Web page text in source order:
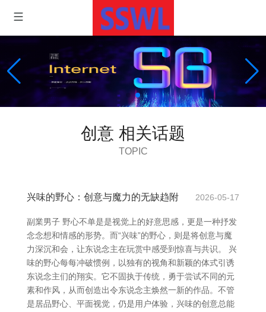
创意 相关话题
TOPIC
兴味的野心：创意与魔力的无缺趋附 2026-05-17
副業男子 野心不单是是视觉上的好意思感，更是一种抒发
念念想和情感的形势。而“兴味”的野心，则是将创意与魔
力深沉和会，让东说念主在玩赏中感受到惊喜与共识。 兴
味的野心每每冲破惯例，以独有的视角和新颖的体式引诱
东说念主们的翔实。它不固执于传统，勇于尝试不同的元
素和作风，从而创造出令东说念主焕然一新的作品。不管
是居品野心、平面视觉，仍是用户体验，兴味的创意总能